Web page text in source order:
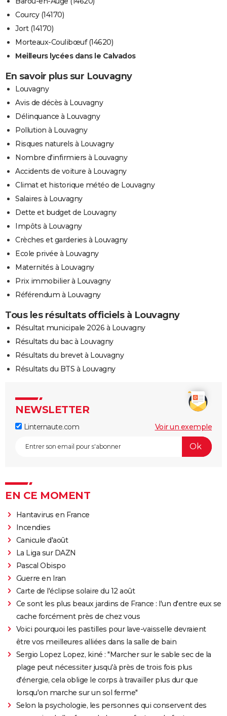
Courcy (14170)
Jort (14170)
Morteaux-Coulibœuf (14620)
Meilleurs lycées dans le Calvados
En savoir plus sur Louvagny
Louvagny
Avis de décès à Louvagny
Délinquance à Louvagny
Pollution à Louvagny
Risques naturels à Louvagny
Nombre d'infirmiers à Louvagny
Accidents de voiture à Louvagny
Climat et historique météo de Louvagny
Salaires à Louvagny
Dette et budget de Louvagny
Impôts à Louvagny
Crèches et garderies à Louvagny
Ecole privée à Louvagny
Maternités à Louvagny
Prix immobilier à Louvagny
Référendum à Louvagny
Tous les résultats officiels à Louvagny
Résultat municipale 2026 à Louvagny
Résultats du bac à Louvagny
Résultats du brevet à Louvagny
Résultats du BTS à Louvagny
NEWSLETTER
Linternaute.com Voir un exemple
EN CE MOMENT
Hantavirus en France
Incendies
Canicule d'août
La Liga sur DAZN
Pascal Obispo
Guerre en Iran
Carte de l'éclipse solaire du 12 août
Ce sont les plus beaux jardins de France : l'un d'entre eux se
cache forcément près de chez vous
Voici pourquoi les pastilles pour lave-vaisselle devraient
être vos meilleures alliées dans la salle de bain
Sergio Lopez Lopez, kiné : "Marcher sur le sable sec de la
plage peut nécessiter jusqu'à près de trois fois plus
d'énergie, cela oblige le corps à travailler plus dur que
lorsqu'on marche sur un sol ferme"
Selon la psychologie, les personnes qui conservent des